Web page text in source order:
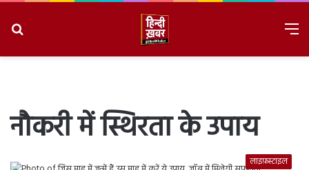
नौकरी में स्थिरता के उपाय
लाइफ़स्टाइल